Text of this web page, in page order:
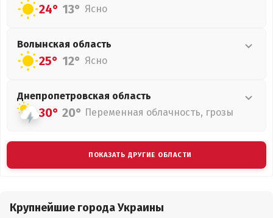
24° 13° Ясно
Волынская область
25° 12° Ясно
Днепропетровская область
30° 20° Переменная облачность, грозы
ПОКАЗАТЬ ДРУГИЕ ОБЛАСТИ
Крупнейшие города Украины